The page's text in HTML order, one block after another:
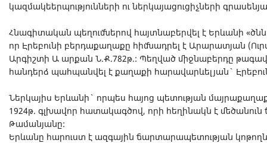
կազմակեերպությունների ու ներկայացուցիչների
Հնագիտական պեղումներով հայտնաբերվել է Երևանի
որ Էրեբունի բերդաքաղաքը հիմնադրել է Արարատյան
Արգիշտի Ա արքան Ն.Ք.782թ.: Պեղված միջնաբերդը
հանդերձ պահպանվել է քաղաքի հարավարևելյան`
Ներկայիս Երևանի` որպես հայոց պետության
1924թ. գլխավոր հատակագծով, որի հեղինակն է
Թամանյանը:
Երևանը հարուստ է ազգային ճարտարապետության